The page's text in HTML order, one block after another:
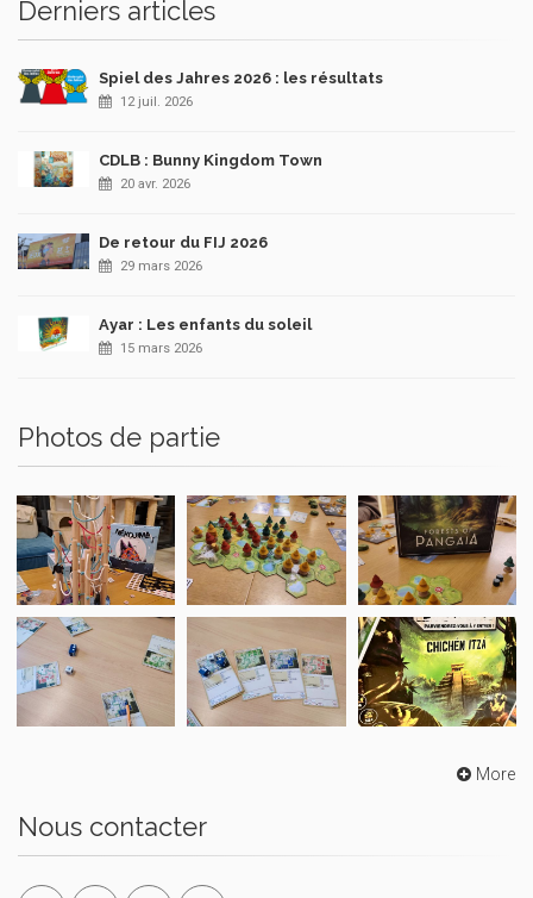
Derniers articles
Spiel des Jahres 2026 : les résultats
12 juil. 2026
CDLB : Bunny Kingdom Town
20 avr. 2026
De retour du FIJ 2026
29 mars 2026
Ayar : Les enfants du soleil
15 mars 2026
Photos de partie
More
Nous contacter